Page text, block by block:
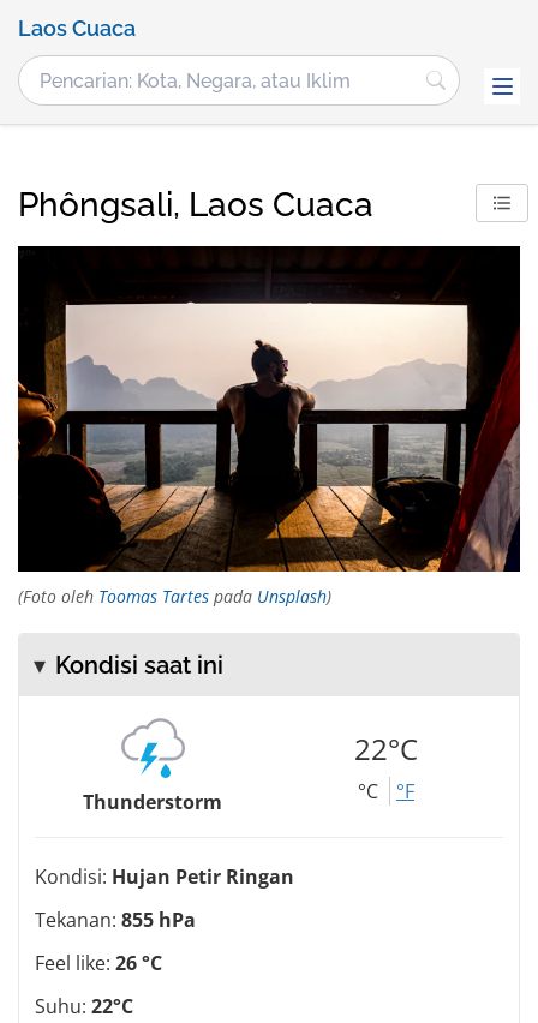
Laos Cuaca
Phôngsali, Laos Cuaca
(Foto oleh Toomas Tartes pada Unsplash)
Kondisi saat ini
Thunderstorm
22°C
°C °F
Kondisi: Hujan Petir Ringan
Tekanan: 855 hPa
Feel like: 26 °C
Suhu: 22°C